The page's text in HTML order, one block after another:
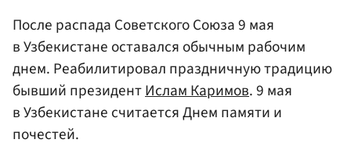
После распада Советского Союза 9 мая
в Узбекистане оставался обычным рабочим
днем. Реабилитировал праздничную традицию
бывший президентИслам Каримов. 9 мая
в Узбекистане считается Днем памяти и
почестей.